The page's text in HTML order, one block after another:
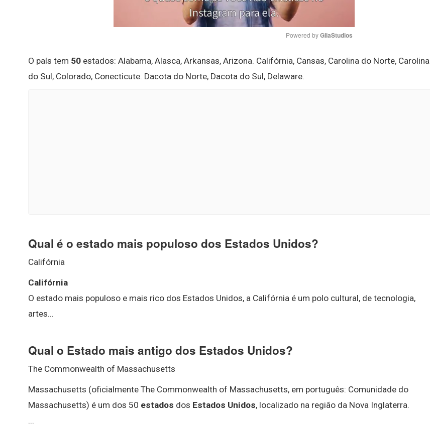
Mute
Powered by GliaStudios
O país tem 50 estados: Alabama, Alasca, Arkansas, Arizona. Califórnia, Cansas, Carolina do Norte, Carolina
do Sul, Colorado, Conecticute. Dacota do Norte, Dacota do Sul, Delaware.
Qual é o estado mais populoso dos Estados Unidos?
Califórnia
Califórnia
O estado mais populoso e mais rico dos Estados Unidos, a Califórnia é um polo cultural, de tecnologia,
artes...
Qual o Estado mais antigo dos Estados Unidos?
The Commonwealth of Massachusetts
Massachusetts (oficialmente The Commonwealth of Massachusetts, em português: Comunidade do
Massachusetts) é um dos 50 estados dos Estados Unidos, localizado na região da Nova Inglaterra.
...